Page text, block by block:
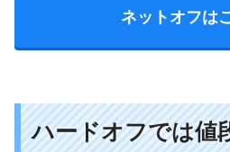
ネットオフは
ハードオフでは値